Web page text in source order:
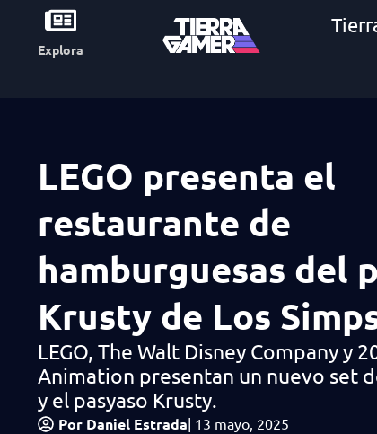
Explora
LEGO presenta el
restaurante de
hamburguesas del
Krusty de Los
LEGO, The Walt Disney Company y
Animation presentan un nuevo set
y el pasyaso Krusty.
Por Daniel Estrada| 13 mayo, 2025